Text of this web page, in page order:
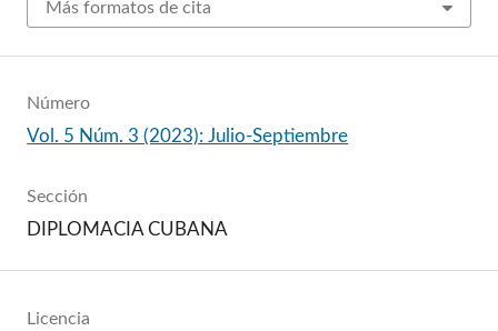
Más formatos de cita
Número
Vol. 5 Núm. 3 (2023): Julio-Septiembre
Sección
DIPLOMACIA CUBANA
Licencia